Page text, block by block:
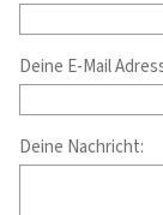
Deine E-Mail
Deine Nachricht: